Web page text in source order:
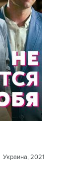
Украина, 2021